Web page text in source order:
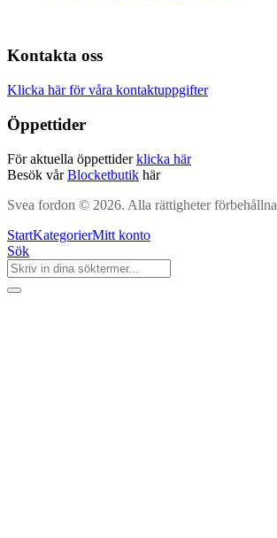
Kontakta oss
Klicka här för våra kontaktuppgifter
Öppettider
För aktuella öppettiderklicka här
Besök vårBlocketbutik här
Svea fordon © 2026. Alla rättigheter
StartKategorierMitt konto
Sök